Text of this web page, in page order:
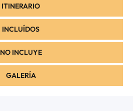
ITINERARIO
INCLUÍDOS
NO INCLUYE
GALERÍA